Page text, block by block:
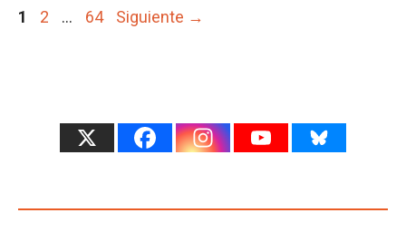
Página
1 Página
2 … Página
64 Siguiente →